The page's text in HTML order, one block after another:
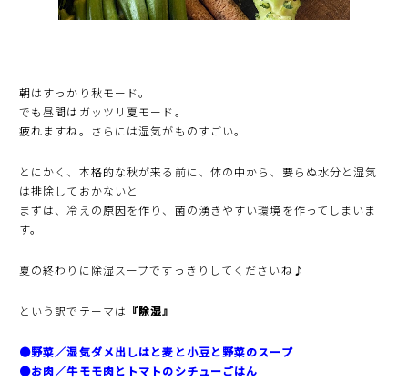
朝はすっかり秋モード。
でも昼間はガッツリ夏モード。
疲れますね。さらには湿気がものすごい。
とにかく、本格的な秋が来る前に、体の中から、要らぬ水分と湿気
は排除しておかないと
まずは、冷えの原因を作り、菌の湧きやすい環境を作ってしまいま
す。
夏の終わりに除湿スープですっきりしてくださいね♪
という訳でテーマは 『除湿』
●野菜／湿気ダメ出しはと麦と小豆と野菜のスープ
●お肉／牛モモ肉とトマトのシチューごはん